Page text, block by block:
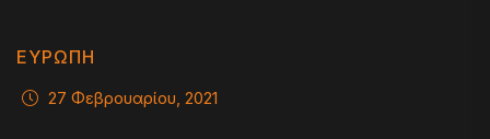
ΕΥΡΏΠΗ
27 Φεβρουαρίου, 2021